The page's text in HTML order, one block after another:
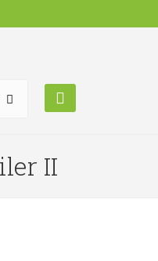
II